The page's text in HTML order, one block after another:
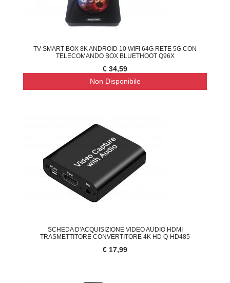
TV SMART BOX 8K ANDROID 10 WIFI 64G RETE 5G CON
TELECOMANDO BOX BLUETHOOT Q96X
€ 34,59
Non Disponibile
SCHEDA D'ACQUISIZIONE VIDEO AUDIO HDMI
TRASMETTITORE CONVERTITORE 4K HD Q-HD485
€ 17,99